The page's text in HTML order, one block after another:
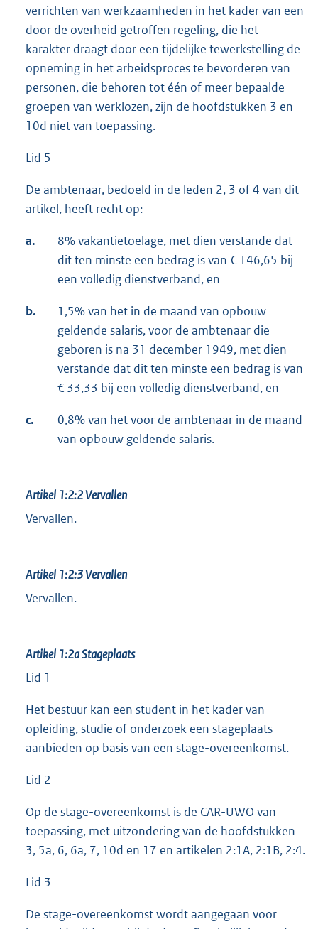
verrichten van werkzaamheden in het kader van een
door de overheid getroffen regeling, die het
karakter draagt door een tijdelijke tewerkstelling de
opneming in het arbeidsproces te bevorderen van
personen, die behoren tot één of meer bepaalde
groepen van werklozen, zijn de hoofdstukken 3 en
10d niet van toepassing.
Lid 5
De ambtenaar, bedoeld in de leden 2, 3 of 4 van dit
artikel, heeft recht op:
a.
8% vakantietoelage, met dien verstande dat
dit ten minste een bedrag is van € 146,65 bij
een volledig dienstverband, en
b.
1,5% van het in de maand van opbouw
geldende salaris, voor de ambtenaar die
geboren is na 31 december 1949, met dien
verstande dat dit ten minste een bedrag is van
€ 33,33 bij een volledig dienstverband, en
c.
0,8% van het voor de ambtenaar in de maand
van opbouw geldende salaris.
Artikel 1:2:2Vervallen
Vervallen.
Artikel 1:2:3Vervallen
Vervallen.
Artikel 1:2aStageplaats
Lid 1
Het bestuur kan een student in het kader van
opleiding, studie of onderzoek een stageplaats
aanbieden op basis van een stage-overeenkomst.
Lid 2
Op de stage-overeenkomst is de CAR-UWO van
toepassing, met uitzondering van de hoofdstukken
3, 5a, 6, 6a, 7, 10d en 17 en artikelen 2:1A, 2:1B, 2:4.
Lid 3
De stage-overeenkomst wordt aangegaan voor